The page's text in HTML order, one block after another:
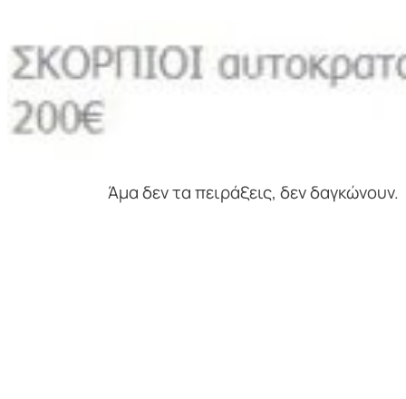
Άμα δεν τα πειράξεις, δεν δαγκώνουν.